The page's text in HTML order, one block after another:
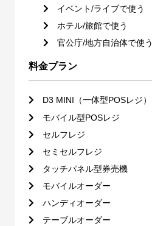
イベント/ライブで使う
ホテル/旅館で使う
官公庁/地方自治体で使う
料金プラン
D3 MINI（一体型POSレジ）
モバイル型POSレジ
セルフレジ
セミセルフレジ
タッチパネル型券売機
モバイルオーダー
ハンディオーダー
テーブルオーダー